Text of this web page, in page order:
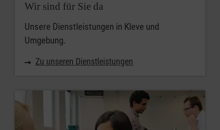
Wir sind für Sie da
Unsere Dienstleistungen in Kleve und
Umgebung.
Zu unseren Dienstleistungen